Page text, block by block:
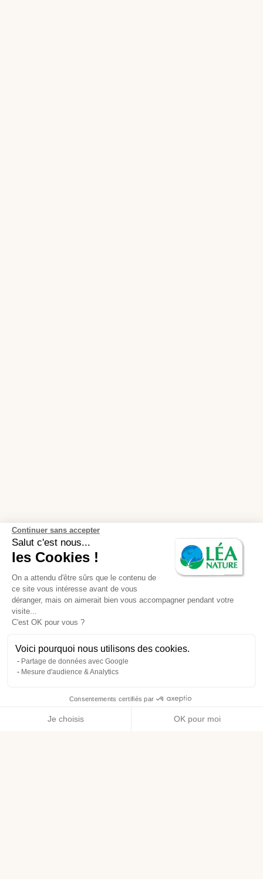
Continuer sans accepter
Salut c'est nous...
les Cookies !
On a attendu d'être sûrs que le contenu de
ce site vous intéresse avant de vous
déranger, mais on aimerait bien vous accompagner pendant votre
visite...
C'est OK pour vous ?
Voici pourquoi nous utilisons des cookies.
Partage de données avec Google
Mesure d'audience & Analytics
Consentements certifiés par
Je choisis OK pour moi